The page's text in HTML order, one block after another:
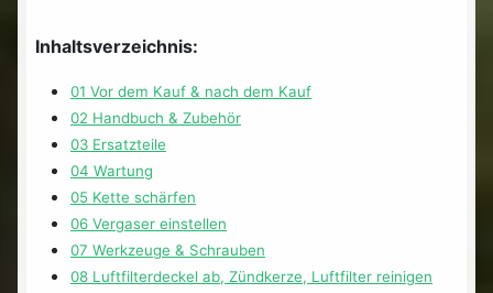
Inhaltsverzeichnis:
01 Vor dem Kauf & nach dem Kauf
02 Handbuch & Zubehör
03 Ersatzteile
04 Wartung
05 Kette schärfen
06 Vergaser einstellen
07 Werkzeuge & Schrauben
08 Luftfilterdeckel ab, Zündkerze, Luftfilter reinigen